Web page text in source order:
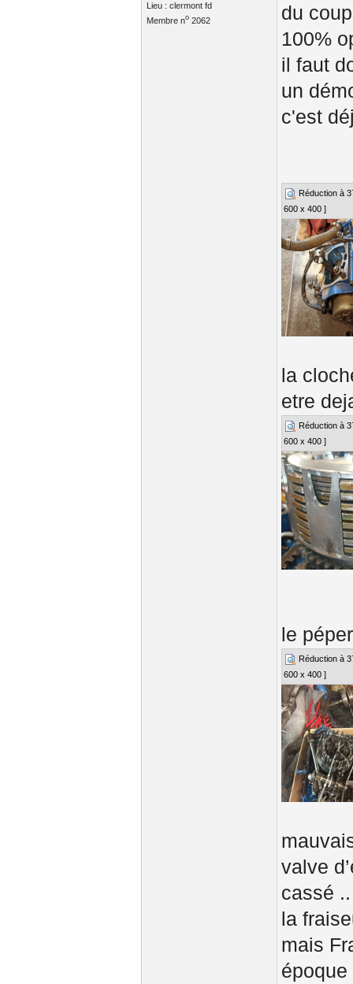
Lieu : clermont fd
Membre no2062
du
100%
il faut
un
c'est
Réduction à
600 x 400 ]
la
etre
Réduction à
600 x 400 ]
le
Réduction à
600 x 400 ]
valve
cassé
la
mais